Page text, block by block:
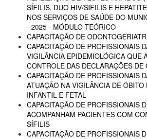
SÍFILIS, DUO HIV/SIFILIS E
NOS SERVIÇOS DE SAÚDE DO
- 2025 - MÓDULO TEÓRICO
CAPACITAÇÃO DE
CAPACITAÇÃO DE PROFISSIONAIS
VIGILÂNCIA EPIDEMIOLÓGICA QUE
CONTROLE DAS DECLARAÇÕES DE
CAPACITAÇÃO DE PROFISSIONAIS
ATUAÇÃO NA VIGILÂNCIA DE ÓBITO
INFANTIL E FETAL
CAPACITAÇÃO DE PROFISSIONAIS
ACOMPANHAM PACIENTES COM
SÍFILIS
CAPACITAÇÃO DE PROFISSIONAIS